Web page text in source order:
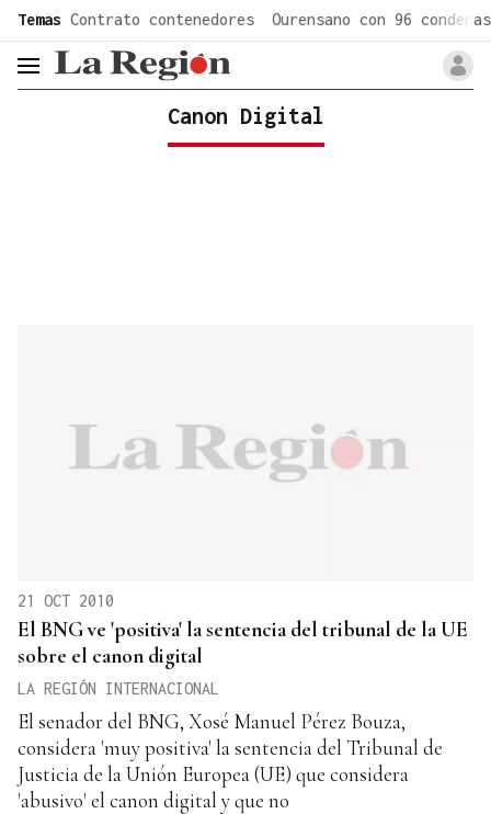
Temas Contrato contenedores Ourensano con 96 condenas
header.menu.open
Canon Digital
21 OCT 2010
El BNG ve 'positiva' la sentencia del tribunal de la UE
sobre el canon digital
LA REGIÓN INTERNACIONAL
El senador del BNG, Xosé Manuel Pérez Bouza,
considera 'muy positiva' la sentencia del Tribunal de
Justicia de la Unión Europea (UE) que considera
'abusivo' el canon digital y que no